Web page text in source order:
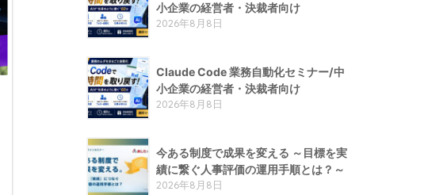
小企業の経営者・決裁者向け
2026年8月8日
Claude Code 業務自動化セミナー/中
小企業の経営者・決裁者向け
2026年8月8日
今ある制度で成果を変える ～目標を実
績に繋ぐ人事評価の運用手順とは？～
2026年8月8日